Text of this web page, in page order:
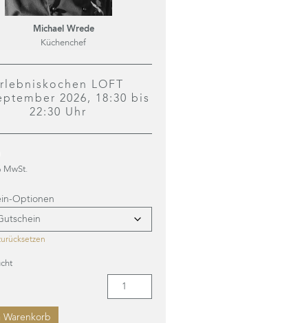
Michael Wrede
Küchenchef
LOFT
2026, 18:30 bis
22:30 Uhr
MwSt.
Optionen
Streetfood
international
Warenkorb